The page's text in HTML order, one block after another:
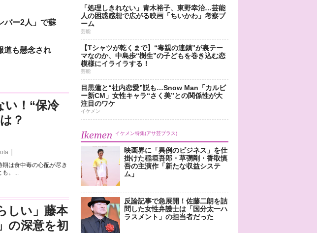
バー2人」で蘇
道も懸念され
い！“保冷
？
は食中毒の心配が尽き
も。...
しい」藤本
の深意を初
「処理しきれない」青木裕子、東野幸治…芸能
人の困惑感想で広がる映画「ちいかわ」考察ブ
ーム
芸能
【Tシャツが乾くまで】“毒親の連鎖”が裏テー
マなのか、中島歩“樹生”の子どもを巻き込む恋
模様にイライラする！
芸能
目黒蓮と“社内恋愛”説も…Snow Man「カルビ
ー新CM」女性キャラ“さく美”との関係性が大
注目のワケ
イケメン
Ikemen イケメン特集(アサ芸プラス)
映画界に「異例のビジネス」を仕
掛けた稲垣吾郎・草彅剛・香取慎
吾の主演作「新たな収益システ
ム」
反論記事で急展開！佐藤二朗を詰
問した女性弁護士は「国分太一ハ
ラスメント」の担当者だった